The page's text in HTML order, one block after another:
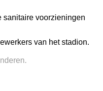
sanitaire voorzieningen
van het stadion.